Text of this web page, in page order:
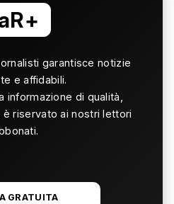
garantisce notizie
e affidabili.
informazione di qualità,
riservato ai nostri lettori
GRATUITA